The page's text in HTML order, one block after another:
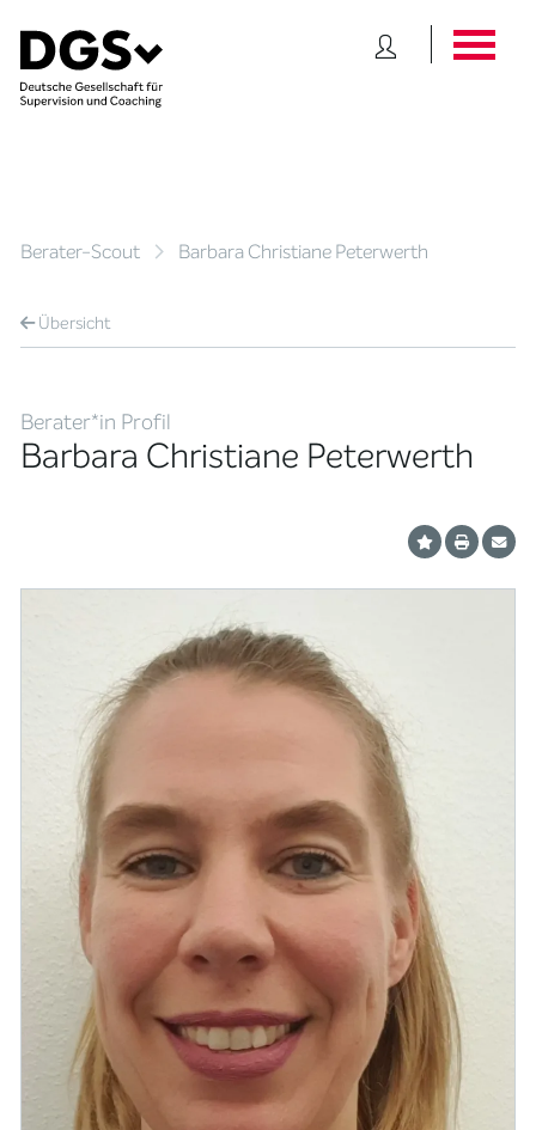
Berater-Scout Barbara Christiane Peterwerth
Übersicht
Berater*in Profil
Barbara Christiane Peterwerth